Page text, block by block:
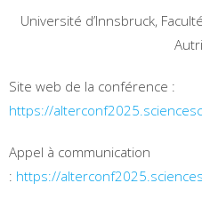
Université d’Innsbruck,
https://
Appel à communication
: https://